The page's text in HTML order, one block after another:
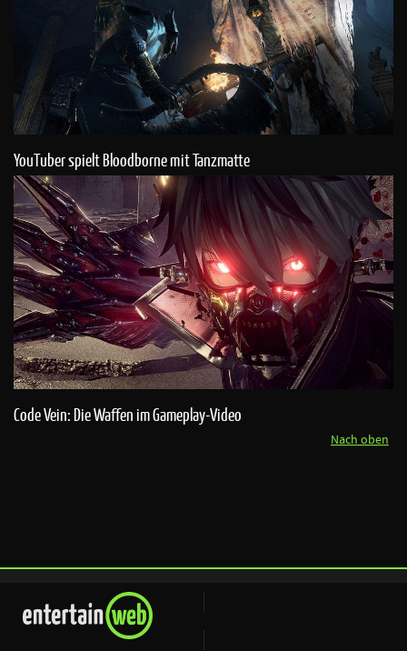
YouTuber spielt Bloodborne mit Tanzmatte
Code Vein: Die Waffen im Gameplay-Video
Nach oben